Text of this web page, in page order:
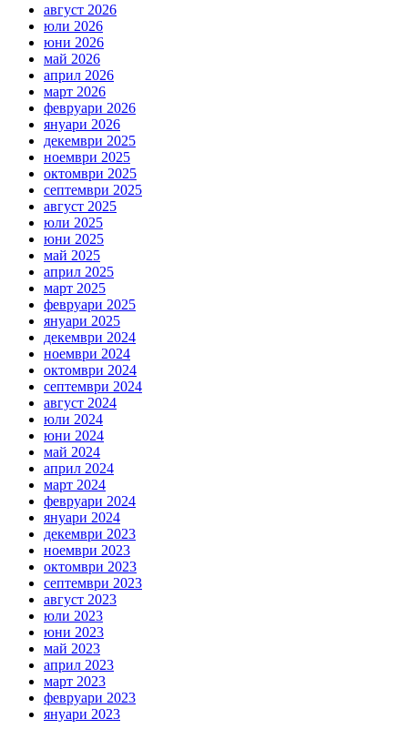
август 2026
юли 2026
юни 2026
май 2026
април 2026
март 2026
февруари 2026
януари 2026
декември 2025
ноември 2025
октомври 2025
септември 2025
август 2025
юли 2025
юни 2025
май 2025
април 2025
март 2025
февруари 2025
януари 2025
декември 2024
ноември 2024
октомври 2024
септември 2024
август 2024
юли 2024
юни 2024
май 2024
април 2024
март 2024
февруари 2024
януари 2024
декември 2023
ноември 2023
октомври 2023
септември 2023
август 2023
юли 2023
юни 2023
май 2023
април 2023
март 2023
февруари 2023
януари 2023